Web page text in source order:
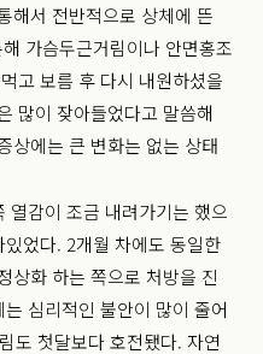
해서 전반적으로 상체에 뜬
가슴두근거림이나 안면홍조
고 보름 후 다시 내원하셨을
많이 잦아들었다고 말씀해
상에는 큰 변화는 없는 상태
열감이 조금 내려가기는 했으
었다. 2개월 차에도 동일한
상화 하는 쪽으로 처방을 진
심리적인 불안이 많이 줄어
도 첫달보다 호전됐다. 자연